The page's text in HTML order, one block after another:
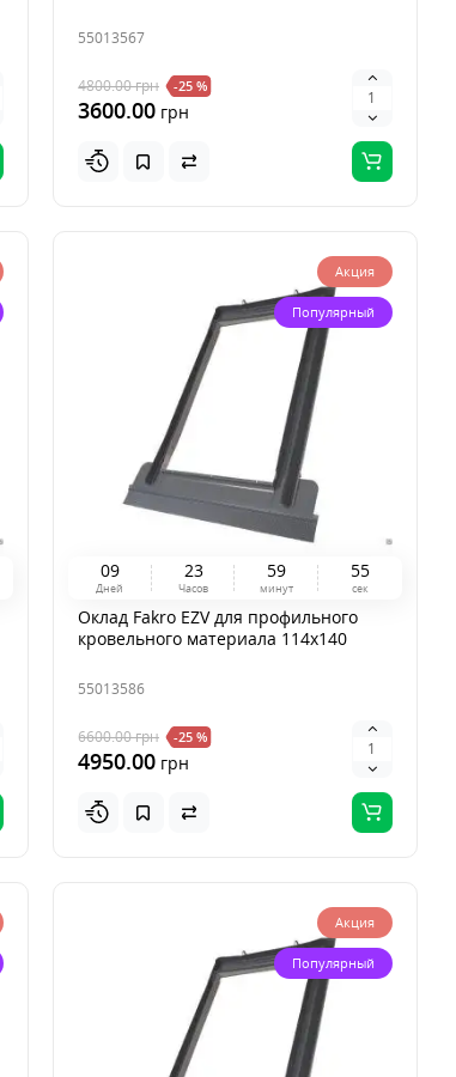
55013567
4800.00грн -25 %
3600.00грн
Акция
Популярный
09
Дней
23
Часов
59
минут
54
сек
Оклад Fakro EZV для профильного
кровельного материала 114x140
55013586
6600.00грн -25 %
4950.00грн
Акция
Популярный